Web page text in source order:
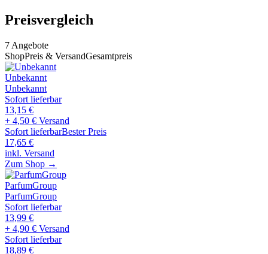
Preisvergleich
7 Angebote
ShopPreis & VersandGesamtpreis
Unbekannt
Unbekannt
Sofort lieferbar
13,15 €
+ 4,50 € Versand
Sofort lieferbarBester Preis
17,65 €
inkl. Versand
Zum Shop →
ParfumGroup
ParfumGroup
Sofort lieferbar
13,99 €
+ 4,90 € Versand
Sofort lieferbar
18,89 €